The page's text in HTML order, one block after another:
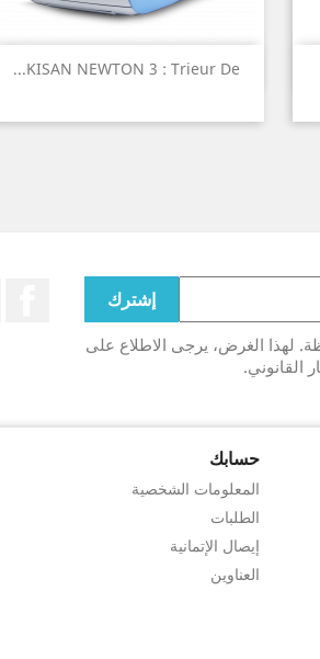
KISAN NEWTON 3 : Trieur De...
 نظرة سريعة
لهذا الغرض، يرجى الاطلاع على
القانوني.
حسابك
المعلومات الشخصية
الطلبات
إيصال الإتمانية
العناوين